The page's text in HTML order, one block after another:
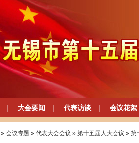
| 大会要闻 | 代表访谈 | 会议花絮
» 会议专题 » 代表大会会议 » 第十五届人大会议 » 第